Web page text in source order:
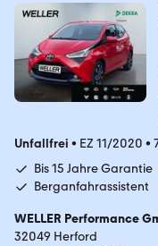
Unfallfrei • EZ 11/2020 •
Bis 15 Jahre Garantie
Berganfahrassistent
WELLER Performance
32049 Herford